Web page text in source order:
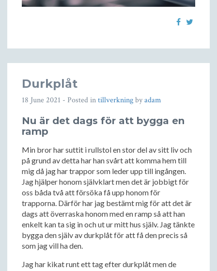
Durkplåt
18 June 2021 - Posted intillverkningbyadam
Nu är det dags för att bygga en
ramp
Min bror har suttit i rullstol en stor del av sitt liv och
på grund av detta har han svårt att komma hem till
mig då jag har trappor som leder upp till ingången.
Jag hjälper honom självklart men det är jobbigt för
oss båda två att försöka få upp honom för
trapporna. Därför har jag bestämt mig för att det är
dags att överraska honom med en ramp så att han
enkelt kan ta sig in och ut ur mitt hus själv. Jag tänkte
bygga den själv av durkplåt för att få den precis så
som jag vill ha den.
Jag har kikat runt ett tag efter durkplåt men de